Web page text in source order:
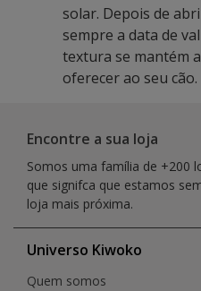
solar. Depois de
sempre a data de
textura se mantém
oferecer ao seu cão.
Encontre a sua loja
Somos uma família de +200
que signifca que estamos
loja mais próxima.
Universo Kiwoko
Quem somos